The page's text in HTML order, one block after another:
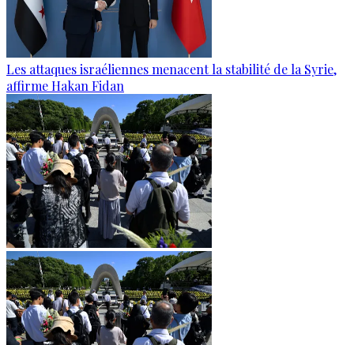
Les attaques israéliennes menacent la stabilité de la Syrie,
affirme Hakan Fidan